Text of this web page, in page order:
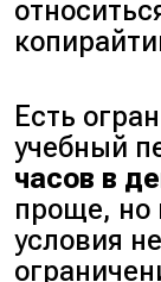
Есть
учебный
часов в
проще, но
условия